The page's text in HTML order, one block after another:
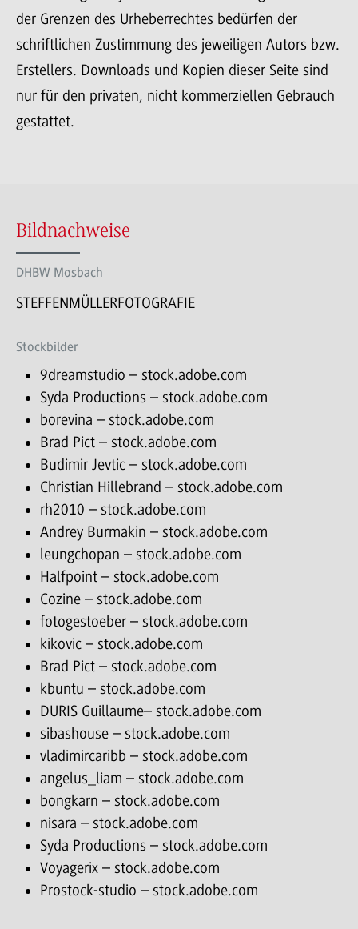
der Grenzen des Urheberrechtes bedürfen der
schriftlichen Zustimmung des jeweiligen Autors bzw.
Erstellers. Downloads und Kopien dieser Seite sind
nur für den privaten, nicht kommerziellen Gebrauch
gestattet.
Bildnachweise
DHBW Mosbach
STEFFENMÜLLERFOTOGRAFIE
Stockbilder
9dreamstudio – stock.adobe.com
Syda Productions – stock.adobe.com
borevina – stock.adobe.com
Brad Pict – stock.adobe.com
Budimir Jevtic – stock.adobe.com
Christian Hillebrand – stock.adobe.com
rh2010 – stock.adobe.com
Andrey Burmakin – stock.adobe.com
leungchopan – stock.adobe.com
Halfpoint – stock.adobe.com
Cozine – stock.adobe.com
fotogestoeber – stock.adobe.com
kikovic – stock.adobe.com
Brad Pict – stock.adobe.com
kbuntu – stock.adobe.com
DURIS Guillaume– stock.adobe.com
sibashouse – stock.adobe.com
vladimircaribb – stock.adobe.com
angelus_liam – stock.adobe.com
bongkarn – stock.adobe.com
nisara – stock.adobe.com
Syda Productions – stock.adobe.com
Voyagerix – stock.adobe.com
Prostock-studio – stock.adobe.com